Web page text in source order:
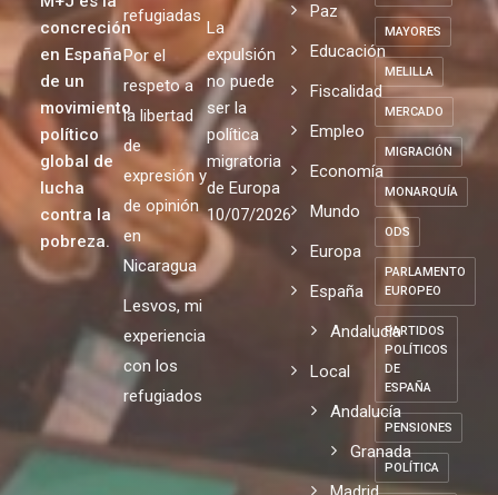
decisión
política.
M+J es la
concreción
en España
de un
movimiento
político
global de
lucha
contra la
las
personas
refugiadas
respeto a
la libertad
de
expresión y
de opinión
en
Nicaragua
Lesvos, mi
experiencia
refugiados
PP-VOX en
Andalucía.
21/07/2026
La
expulsión
no puede
ser la
política
migratoria
de Europa
10/07/2026
Medio
ambiente
Paz
Educación
Fiscalidad
Empleo
Economía
Mundo
Europa
España
Andalucia
Local
Andalucía
INFANCIA
JUSTICIA
SOCIAL
MAYORES
MELILLA
MERCADO
MIGRACIÓN
MONARQUÍA
ODS
PARLAMENTO
EUROPEO
PARTIDOS
POLÍTICOS
DE
ESPAÑA